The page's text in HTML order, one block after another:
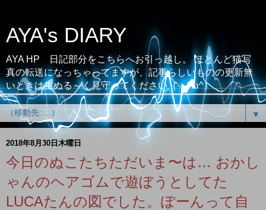
AYA's DIARY
AYA HP 日記部分をこちらへお引っ越し。 ほとんど猫写
真の転送になっちゃってますが、記事らしいものの更新無
いときは生ぬる～く見守ってください（；^ω^）
▼
2018年8月30日木曜日
今日のぬこたちただいま〜は… おかし
ゃんのヘアゴムで遊ぼうとしてた
LUCAたんの図でした。ぽーんって自